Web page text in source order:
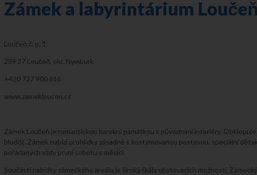
Zámek a labyrintárium Loučeň
Loučeň č. p. 1
289 37 Loučeň, okr. Nymburk
+420 727 900 616
www.zamekloucen.cz
Zámek Loučeň je romantickou barokní památkou s původními interiéry.
bludišť. Zámek nabízí prohlídky zásadně s kostýmovanou postavou, speciální
pořádaných vždy první sobotu v měsíci.
Součástí nabídky zámeckého areálu je široká škála ubytovacích možností.